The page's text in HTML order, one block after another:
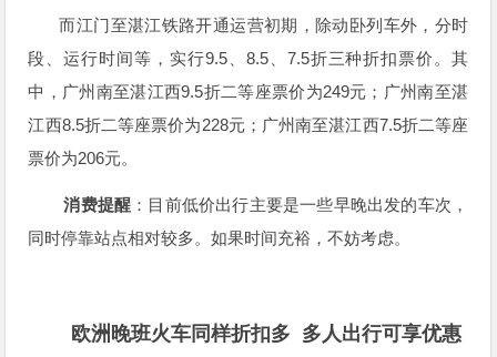
而江门至湛江铁路开通运营初期，除动卧列车外，分时
段、运行时间等，实行9.5、 8.5、 7.5折三种折扣票价。其
中，广州南至湛江西9.5折二等座票价为249元；广州南至湛
江西8.5折二等座票价为228元；广州南至湛江西7.5折二等座
票价为206元。
消费提醒 ：目前低价出行主要是一些早晚出发的车次，
同时停靠站点相对较多。如果时间充裕，不妨考虑。
欧洲晚班火车同样折扣多 多人出行可享优惠